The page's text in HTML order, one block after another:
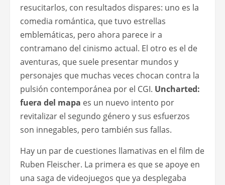
resucitarlos, con resultados dispares: uno es la
comedia romántica, que tuvo estrellas
emblemáticas, pero ahora parece ir a
contramano del cinismo actual. El otro es el de
aventuras, que suele presentar mundos y
personajes que muchas veces chocan contra la
pulsión contemporánea por el CGI. Uncharted:
fuera del mapa es un nuevo intento por
revitalizar el segundo género y sus esfuerzos
son innegables, pero también sus fallas.
Hay un par de cuestiones llamativas en el film de
Ruben Fleischer. La primera es que se apoye en
una saga de videojuegos que ya desplegaba